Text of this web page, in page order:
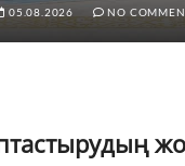
05.08.2026 NO